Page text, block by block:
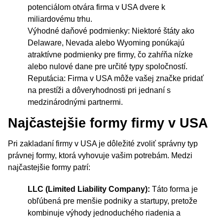
potenciálom otvára firma v USA dvere k
miliardovému trhu.
Výhodné daňové podmienky: Niektoré štáty ako
Delaware, Nevada alebo Wyoming ponúkajú
atraktívne podmienky pre firmy, čo zahŕňa nízke
alebo nulové dane pre určité typy spoločností.
Reputácia: Firma v USA môže vašej značke pridať
na prestíži a dôveryhodnosti pri jednaní s
medzinárodnými partnermi.
Najčastejšie formy firmy v USA
Pri zakladaní firmy v USA je dôležité zvoliť správny typ
právnej formy, ktorá vyhovuje vašim potrebám. Medzi
najčastejšie formy patrí:
LLC (Limited Liability Company): Táto forma je
obľúbená pre menšie podniky a startupy, pretože
kombinuje výhody jednoduchého riadenia a